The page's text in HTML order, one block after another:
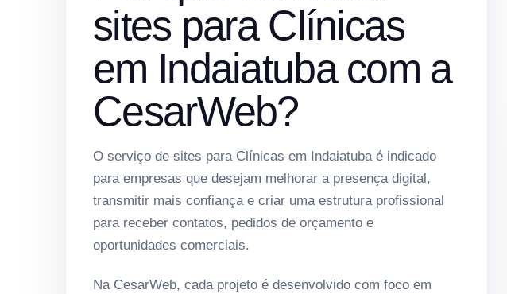
sites para Clínicas
em Indaiatuba com a
CesarWeb?
O serviço de sites para Clínicas em Indaiatuba é indicado
para empresas que desejam melhorar a presença digital,
transmitir mais confiança e criar uma estrutura profissional
para receber contatos, pedidos de orçamento e
oportunidades comerciais.
Na CesarWeb, cada projeto é desenvolvido com foco em